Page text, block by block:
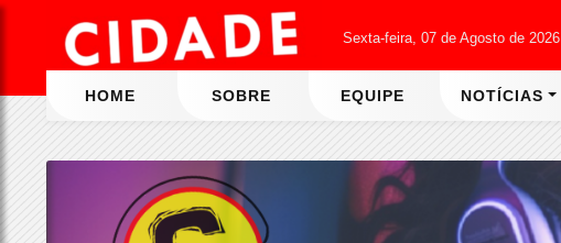
Sexta-feira, 07 de Agosto de 2026
HOME SOBRE EQUIPE NOTÍCIAS